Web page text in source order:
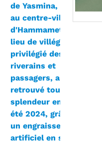
de Yasmina, située
au centre-ville
d'Hammamet et
lieu de villégiature
privilégié des
riverains et
passagers, a
retrouvé toute sa
splendeur en cet
été 2024, grâce à
un engraissement
artificiel en sable